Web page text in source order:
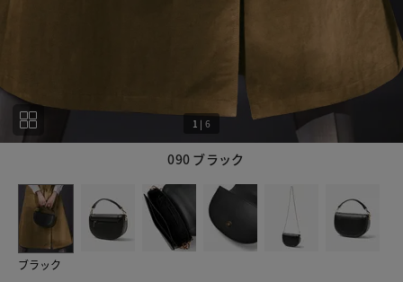
090 ブラック
1 | 6
ブラック
1